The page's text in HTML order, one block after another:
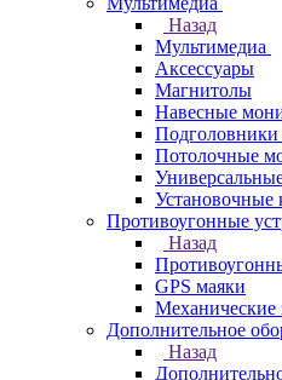
Назад
Мультимедиа
Аксессуары
Магнитолы
Навесные
Потолочные
Установочные
Противоугонные
Назад
GPS маяки
Механические
Дополнительное
Назад